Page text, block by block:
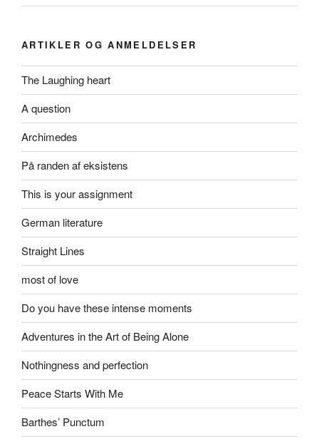
ARTIKLER OG ANMELDELSER
The Laughing heart
A question
Archimedes
På randen af eksistens
This is your assignment
German literature
Straight Lines
most of love
Do you have these intense moments
Adventures in the Art of Being Alone
Nothingness and perfection
Peace Starts With Me
Barthes’ Punctum